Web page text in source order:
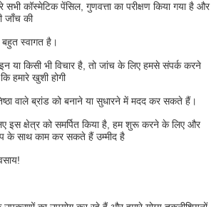
सभी कॉस्मेटिक पेंसिल, गुणवत्ता का परीक्षण किया गया है और
जाँच की
स्वागत है।
या किसी भी विचार है, तो जांच के लिए हमसे संपर्क करने
हमारे खुशी होगी
वाले ब्रांड को बनाने या सुधारने में मदद कर सकते हैं।
इस क्षेत्र को समर्पित किया है, हम शुरू करने के लिए और
के साथ काम कर सकते हैं उम्मीद है